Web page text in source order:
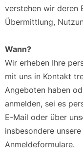
verstehen wir deren
Übermittlung,
Wann?
Wir erheben Ihre
mit uns in Kontakt
Angeboten haben
anmelden, sei es
E-Mail oder über
insbesondere
Anmeldeformulare.